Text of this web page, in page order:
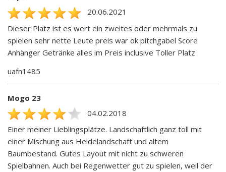
20.06.2021
Dieser Platz ist es wert ein zweites oder mehrmals zu
spielen sehr nette Leute preis war ok pitchgabel Score
Anhänger Getränke alles im Preis inclusive Toller Platz
uafn1485
Mogo 23
04.02.2018
Einer meiner Lieblingsplätze. Landschaftlich ganz toll mit
einer Mischung aus Heidelandschaft und altem
Baumbestand. Gutes Layout mit nicht zu schweren
Spielbahnen. Auch bei Regenwetter gut zu spielen, weil der